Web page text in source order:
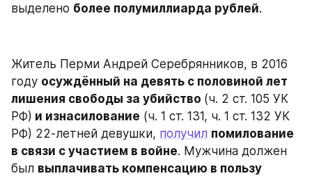
выделено более полумиллиарда рублей.
Житель Перми Андрей Серебрянников, в 2016
году осуждённый на девять с половиной лет
лишения свободы за убийство (ч. 2 ст. 105 УК
РФ) и изнасилование (ч. 1 ст. 131, ч. 1 ст. 132 УК
РФ) 22-летней девушки, получил помилование
в связи с участием в войне. Мужчина должен
был выплачивать компенсацию в пользу